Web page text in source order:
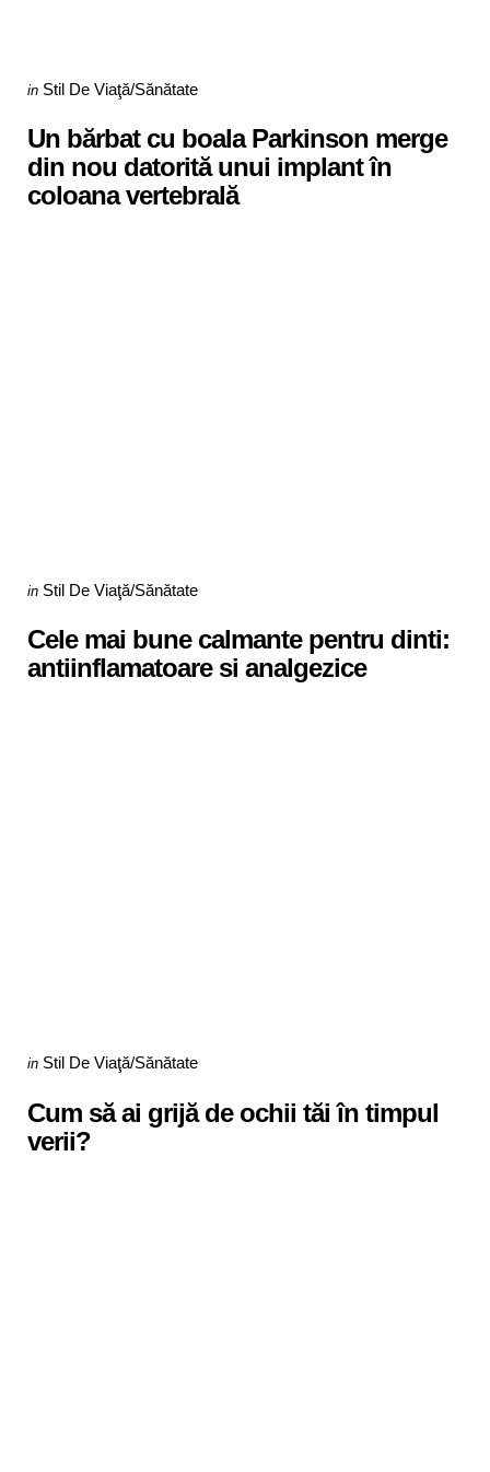
Categories
Posted
in Stil De Viaţă/Sănătate
Un bărbat cu boala Parkinson merge
din nou datorită unui implant în
coloana vertebrală
Categories
Posted
in Stil De Viaţă/Sănătate
Cele mai bune calmante pentru dinti:
antiinflamatoare si analgezice
Categories
Posted
in Stil De Viaţă/Sănătate
Cum să ai grijă de ochii tăi în timpul
verii?